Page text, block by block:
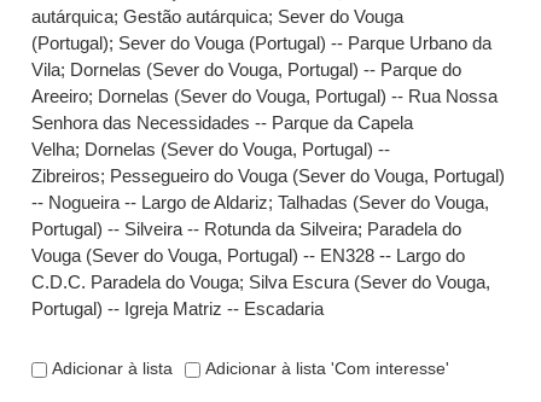
autárquica;Gestão autárquica; Sever do Vouga
(Portugal); Sever do Vouga (Portugal) -- Parque Urbano da
Vila; Dornelas (Sever do Vouga, Portugal) -- Parque do
Areeiro; Dornelas (Sever do Vouga, Portugal) -- Rua Nossa
Senhora das Necessidades -- Parque da Capela
Velha; Dornelas (Sever do Vouga, Portugal) --
Zibreiros; Pessegueiro do Vouga (Sever do Vouga, Portugal)
-- Nogueira -- Largo de Aldariz;Talhadas (Sever do Vouga,
Portugal) -- Silveira -- Rotunda da Silveira; Paradela do
Vouga (Sever do Vouga, Portugal) -- EN328 -- Largo do
C.D.C. Paradela do Vouga; Silva Escura (Sever do Vouga,
Portugal) -- Igreja Matriz -- Escadaria
Adicionar à lista Adicionar à lista 'Com interesse'